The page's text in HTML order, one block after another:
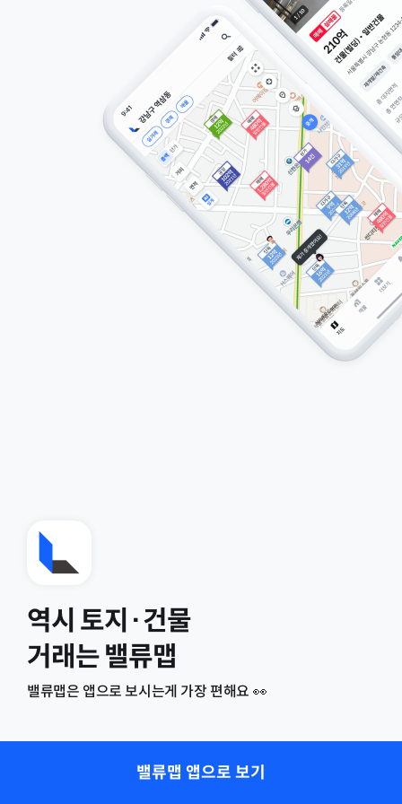
역시 토지·건물
거래는 밸류맵
밸류맵은 앱으로 보시는게 가장 편해요 👀
밸류맵 앱으로 보기